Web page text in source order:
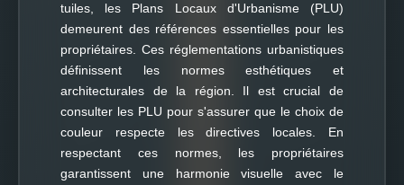
tuiles, les Plans Locaux d'Urbanisme (PLU)
demeurent des références essentielles pour les
propriétaires. Ces réglementations urbanistiques
définissent les normes esthétiques et
architecturales de la région. Il est crucial de
consulter les PLU pour s'assurer que le choix de
couleur respecte les directives locales. En
respectant ces normes, les propriétaires
garantissent une harmonie visuelle avec le